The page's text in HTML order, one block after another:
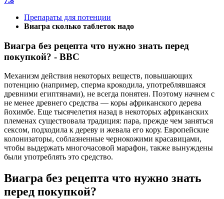
Препараты для потенции
Виагра сколько таблеток надо
Виагра без рецепта что нужно знать перед
покупкой? - BBC
Механизм действия некоторых веществ, повышающих
потенцию (например, сперма крокодила, употреблявшаяся
древними египтянами), не всегда понятен. Поэтому начнем с
не менее древнего средства — коры африканского дерева
йохимбе. Еще тысячелетия назад в некоторых африканских
племенах существовала традиция: пара, прежде чем заняться
сексом, подходила к дереву и жевала его кору. Европейские
колонизаторы, соблазненные чернокожими красавицами,
чтобы выдержать многочасовой марафон, также вынуждены
были употреблять это средство.
Виагра без рецепта что нужно знать
перед покупкой?